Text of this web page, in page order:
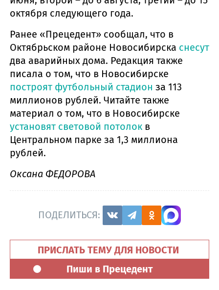
октября следующего года.
Ранее «Прецедент» сообщал, что в
Октябрьском районе Новосибирска снесут
два аварийных дома. Редакция также
писала о том, что в Новосибирске
построят футбольный стадион за 113
миллионов рублей. Читайте также
материал о том, что в Новосибирске
установят световой потолок в
Центральном парке за 1,3 миллиона
рублей.
Оксана ФЕДОРОВА
ПОДЕЛИТЬСЯ:
ПРИСЛАТЬ ТЕМУ ДЛЯ НОВОСТИ
Пиши в Прецедент